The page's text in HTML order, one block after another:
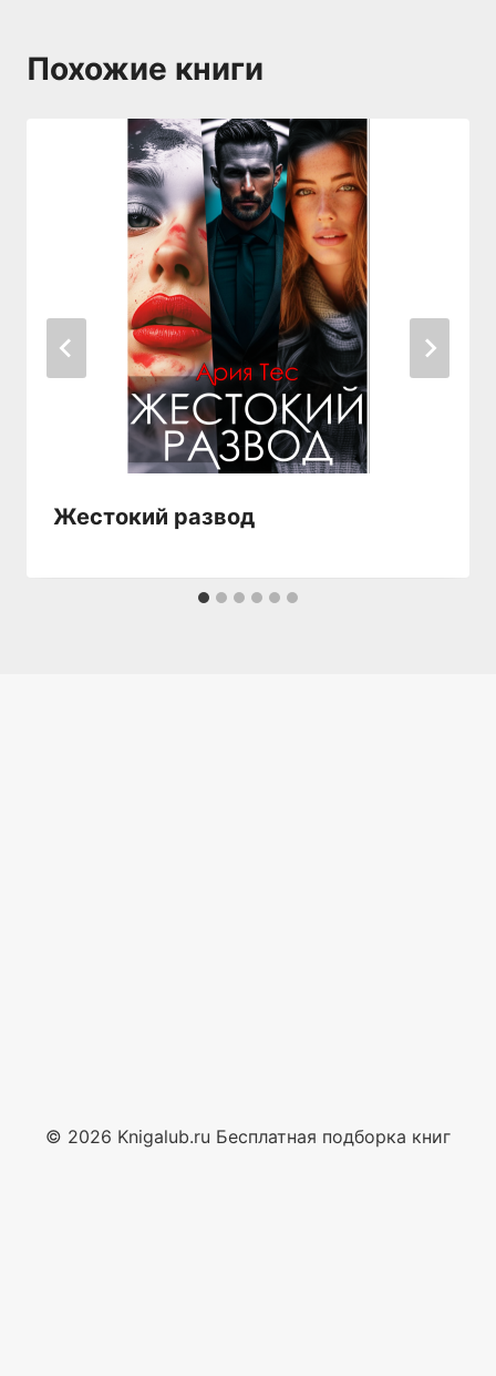
Похожие книги
Жестокий развод
© 2026 Knigalub.ru Бесплатная подборка книг